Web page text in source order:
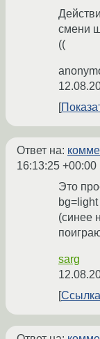
смени
((
Ответ на:
16:13:25 +00:00
Это
(синее
sarg
Ссылка